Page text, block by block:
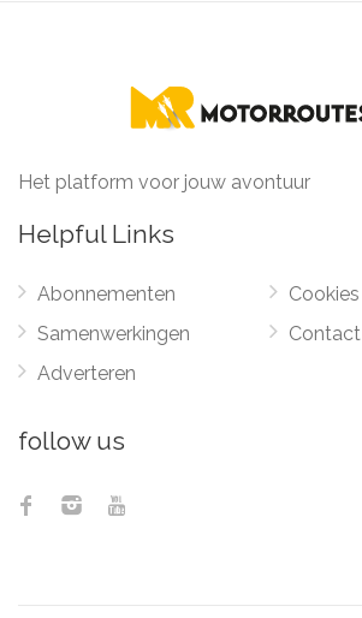
Het platform voor jouw avontuur
Helpful Links
Abonnementen
Samenwerkingen
Adverteren
Cookies
Contact
follow us